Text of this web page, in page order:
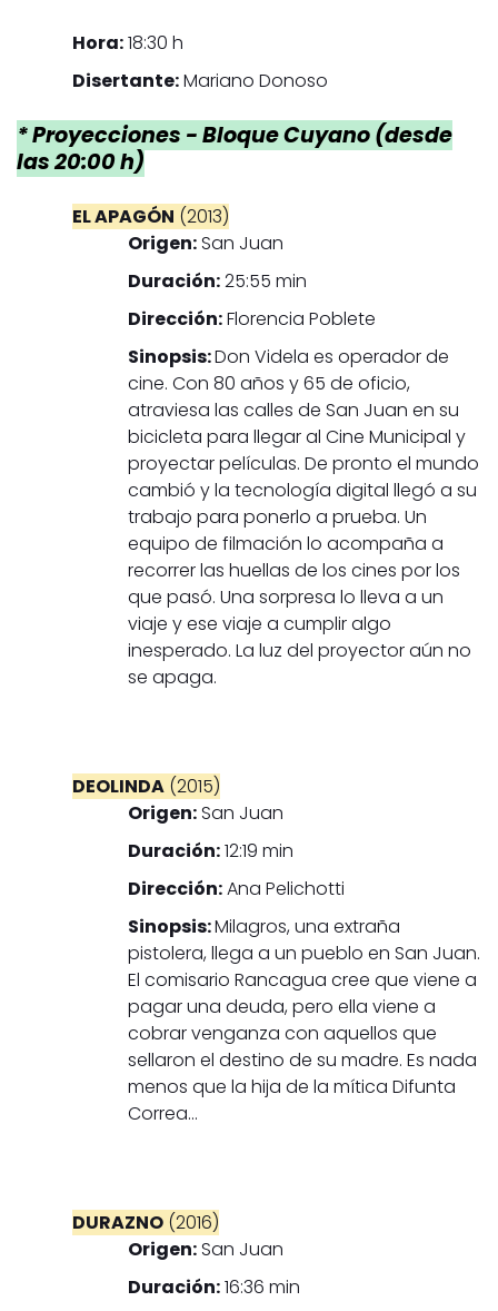
Hora:18:30 h
Disertante:Mariano Donoso
* Proyecciones - Bloque Cuyano (desde
las 20:00 h)
EL APAGÓN (2013)
Origen:San Juan
Duración:25:55 min
Dirección:Florencia Poblete
Sinopsis:Don Videla es operador de
cine. Con 80 años y 65 de oficio,
atraviesa las calles de San Juan en su
bicicleta para llegar al Cine Municipal y
proyectar películas. De pronto el mundo
cambió y la tecnología digital llegó a su
trabajo para ponerlo a prueba. Un
equipo de filmación lo acompaña a
recorrer las huellas de los cines por los
que pasó. Una sorpresa lo lleva a un
viaje y ese viaje a cumplir algo
inesperado. La luz del proyector aún no
se apaga.
DEOLINDA (2015)
Origen:San Juan
Duración:12:19 min
Dirección:Ana Pelichotti
Sinopsis:Milagros, una extraña
pistolera, llega a un pueblo en San Juan.
El comisario Rancagua cree que viene a
pagar una deuda, pero ella viene a
cobrar venganza con aquellos que
sellaron el destino de su madre. Es nada
menos que la hija de la mítica Difunta
Correa...
DURAZNO (2016)
Origen:San Juan
Duración:16:36 min